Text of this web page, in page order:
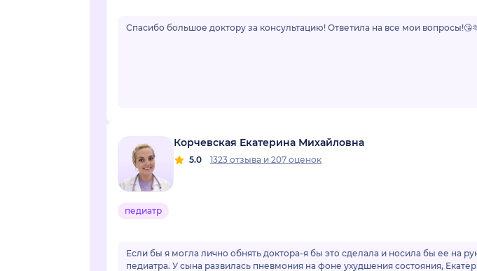
Спасибо большое доктору за консультацию! Ответила на все мои
Корчевская Екатерина Михайловна
5.0 1323 отзыва и 207 оценок
педиатр
Если бы я могла лично обнять доктора-я бы это сделала и носила бы ее на
педиатра. У сына развилась пневмония на фоне ухудшения состояния,